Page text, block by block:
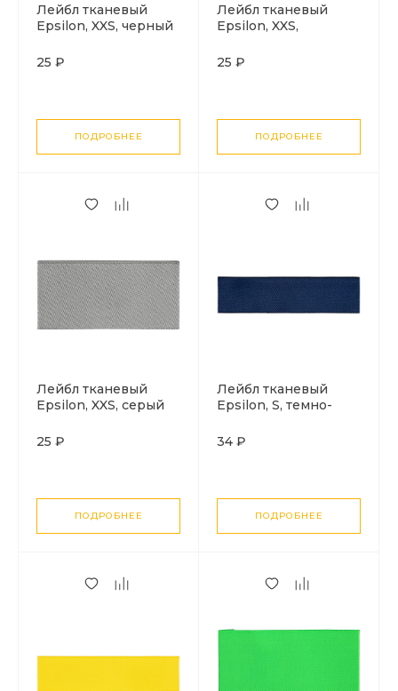
Лейбл тканевый
Epsilon, XXS, черный
25 ₽
ПОДРОБНЕЕ
Лейбл тканевый
Epsilon, XXS,
25 ₽
ПОДРОБНЕЕ
Лейбл тканевый
Epsilon, XXS, серый
25 ₽
ПОДРОБНЕЕ
Лейбл тканевый
Epsilon, S, темно-
34 ₽
ПОДРОБНЕЕ